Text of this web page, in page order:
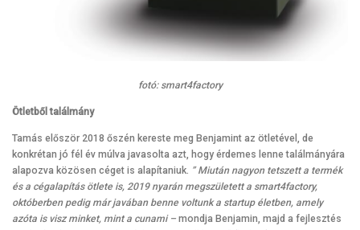
fotó: smart4factory
Ötletből találmány
Tamás először 2018 őszén kereste meg Benjamint az ötletével, de
konkrétan jó fél év múlva javasolta azt, hogy érdemes lenne találmányára
alapozva közösen céget is alapítaniuk. ” Miután nagyon tetszett a termék
és a cégalapítás ötlete is, 2019 nyarán megszületett a smart4factory,
októberben pedig már javában benne voltunk a startup életben, amely
azóta is visz minket, mint a cunami – mondja Benjamin, majd a fejlesztés